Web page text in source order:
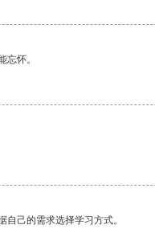
忘怀。
己的需求选择学习方式。